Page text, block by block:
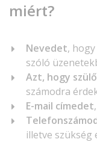
miért?
Nevedet,
szóló
Azt, hogy
számodra
E-mail címedet
illetve szükség